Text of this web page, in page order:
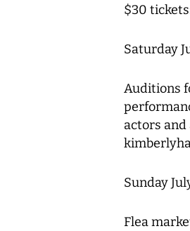
$30
Saturday
Auditions
actors and
Sunday
Flea